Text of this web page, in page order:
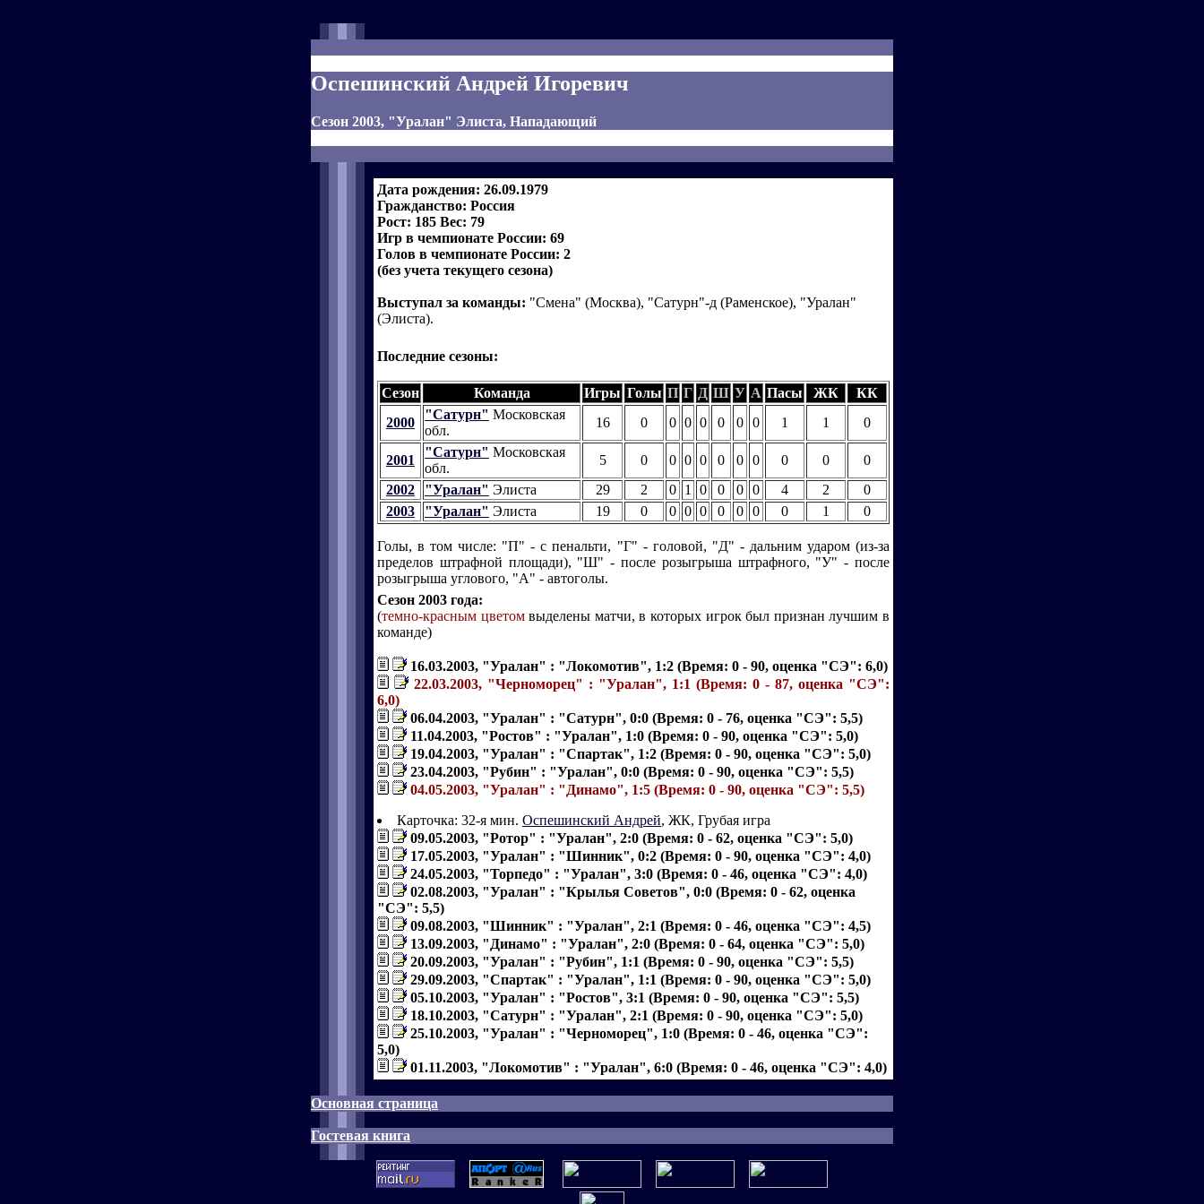
Оспешинский Андрей Игоревич
Сезон 2003, "Уралан" Элиста, Нападающий
Дата рождения: 26.09.1979
Гражданство: Россия
Рост: 185 Вес: 79
Игр в чемпионате России: 69
Голов в чемпионате России: 2
(без учета текущего сезона)
Выступал за команды: "Смена" (Москва), "Сатурн"-д (Раменское), "Уралан"
(Элиста).
Последние сезоны:
Сезон Команда Игры Голы П Г Д Ш У А Пасы ЖК
КК
2000
"Сатурн" Московская
обл.
16 0 0 0 0 0 0 0 1 1 0
2001
"Сатурн" Московская
обл.
5 0 0 0 0 0 0 0 0 0
0
2002
"Уралан" Элиста 29 2 0 1 0 0 0 0 4 2
0
2003
"Уралан" Элиста 19 0 0 0 0 0 0 0 0 1 0
Голы, в том числе: "П" - с пенальти, "Г" - головой, "Д" - дальним ударом (из-за
пределов штрафной площади), "Ш" - после розыгрыша штрафного, "У" - после
розыгрыша углового, "А" - автоголы.
Сезон 2003 года:
(темно-красным цветомвыделены матчи, в которых игрок был признан лучшим в
команде)
16.03.2003, "Уралан" : "Локомотив", 1:2 (Время: 0 - 90, оценка "СЭ": 6,0)
22.03.2003, "Черноморец" : "Уралан", 1:1 (Время: 0 - 87, оценка "СЭ":
6,0)
06.04.2003, "Уралан" : "Сатурн", 0:0 (Время: 0 - 76, оценка "СЭ": 5,5)
11.04.2003, "Ростов" : "Уралан", 1:0 (Время: 0 - 90, оценка "СЭ": 5,0)
19.04.2003, "Уралан" : "Спартак", 1:2 (Время: 0 - 90, оценка "СЭ": 5,0)
23.04.2003, "Рубин" : "Уралан", 0:0 (Время: 0 - 90, оценка "СЭ": 5,5)
04.05.2003, "Уралан" : "Динамо", 1:5 (Время: 0 - 90, оценка "СЭ": 5,5)
Карточка: 32-я мин. Оспешинский Андрей, ЖК, Грубая игра
09.05.2003, "Ротор" : "Уралан", 2:0 (Время: 0 - 62, оценка "СЭ": 5,0)
17.05.2003, "Уралан" : "Шинник", 0:2 (Время: 0 - 90, оценка "СЭ": 4,0)
24.05.2003, "Торпедо" : "Уралан", 3:0 (Время: 0 - 46, оценка "СЭ": 4,0)
02.08.2003, "Уралан" : "Крылья Советов", 0:0 (Время: 0 - 62, оценка
"СЭ": 5,5)
09.08.2003, "Шинник" : "Уралан", 2:1 (Время: 0 - 46, оценка "СЭ": 4,5)
13.09.2003, "Динамо" : "Уралан", 2:0 (Время: 0 - 64, оценка "СЭ": 5,0)
20.09.2003, "Уралан" : "Рубин", 1:1 (Время: 0 - 90, оценка "СЭ": 5,5)
29.09.2003, "Спартак" : "Уралан", 1:1 (Время: 0 - 90, оценка "СЭ": 5,0)
05.10.2003, "Уралан" : "Ростов", 3:1 (Время: 0 - 90, оценка "СЭ": 5,5)
18.10.2003, "Сатурн" : "Уралан", 2:1 (Время: 0 - 90, оценка "СЭ": 5,0)
25.10.2003, "Уралан" : "Черноморец", 1:0 (Время: 0 - 46, оценка "СЭ":
5,0)
01.11.2003, "Локомотив" : "Уралан", 6:0 (Время: 0 - 46, оценка "СЭ": 4,0)
Основная страница
Гостевая книга